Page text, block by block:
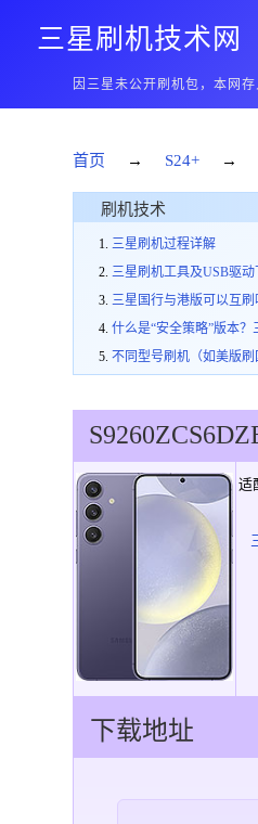
三星刷机技术网
因三星未公开刷机包，本网
首页 → S24+ →
刷机技术
三星刷机过程详解
三星刷机工具及USB驱动
三星国行与港版可以互刷
什么是“安全策略”版本？
不同型号刷机（如美版
S9260ZCS6
适
下载地址